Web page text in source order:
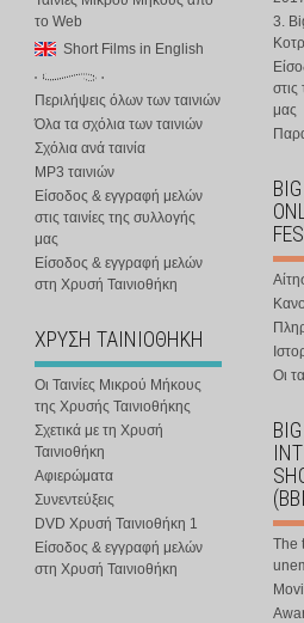
το Web
Short Films in English
Περιλήψεις όλων των ταινιών
Όλα τα σχόλια των ταινιών
Σχόλια ανά ταινία
MP3 ταινιών
Είσοδος & εγγραφή μελών
στις ταινίες της συλλογής
μας
Είσοδος & εγγραφή μελών
στη Χρυσή Ταινιοθήκη
ΧΡΥΣΗ ΤΑΙΝΙΟΘΗΚΗ
Οι Ταινίες Μικρού Μήκους
της Χρυσής Ταινιοθήκης
Σχετικά με τη Χρυσή
Ταινιοθήκη
Αφιερώματα
Συνεντεύξεις
DVD Χρυσή Ταινιοθήκη 1
Είσοδος & εγγραφή μελών
στη Χρυσή Ταινιοθήκη
3.
στις
μας
Οι
The